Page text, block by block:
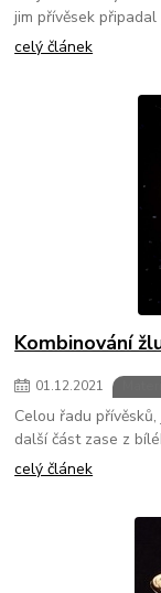
jim přívěsek
celý článek
Kombinování
01.12.2021
Celou řadu
další část zase z
celý článek